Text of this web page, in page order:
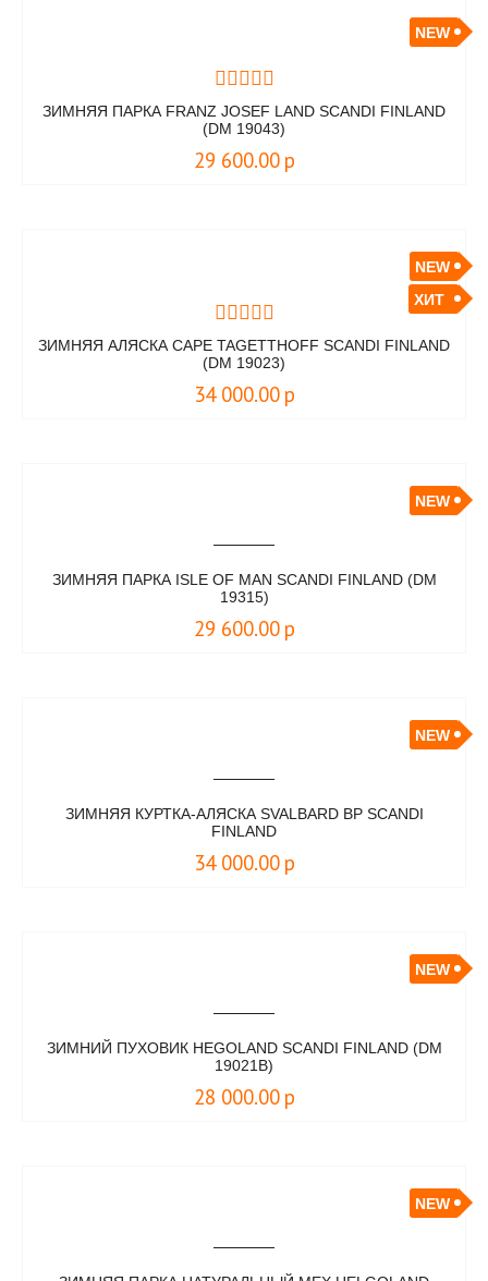
NEW
ЗИМНЯЯ ПАРКА FRANZ JOSEF LAND SCANDI FINLAND
(DM 19043)
29 600.00 р
NEW
ХИТ
ЗИМНЯЯ АЛЯСКА CAPE TAGETTHOFF SCANDI FINLAND
(DM 19023)
34 000.00 р
NEW
ЗИМНЯЯ ПАРКА ISLE OF MAN SCANDI FINLAND (DM
19315)
29 600.00 р
NEW
ЗИМНЯЯ КУРТКА-АЛЯСКА SVALBARD BP SCANDI
FINLAND
34 000.00 р
NEW
ЗИМНИЙ ПУХОВИК HEGOLAND SCANDI FINLAND (DM
19021B)
28 000.00 р
NEW